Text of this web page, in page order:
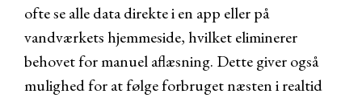
ofte se alle data direkte i en app eller på
vandværkets hjemmeside, hvilket eliminerer
behovet for manuel aflæsning. Dette giver også
mulighed for at følge forbruget næsten i realtid